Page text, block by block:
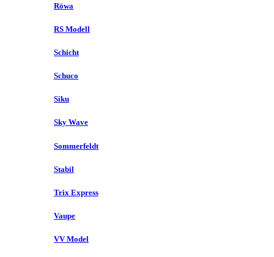
Röwa
RS Modell
Schicht
Schuco
Siku
Sky Wave
Sommerfeldt
Stabil
Trix Express
Vaupe
VV Model